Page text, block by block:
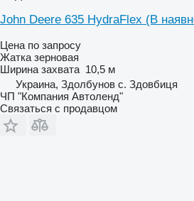
John Deere 635 HydraFlex (В
Цена по запросу
Жатка зерновая
Ширина захвата 10,5 м
Украина, Здолбунов с. Здовбиця
ЧП "Компания Автоленд"
Связаться с продавцом